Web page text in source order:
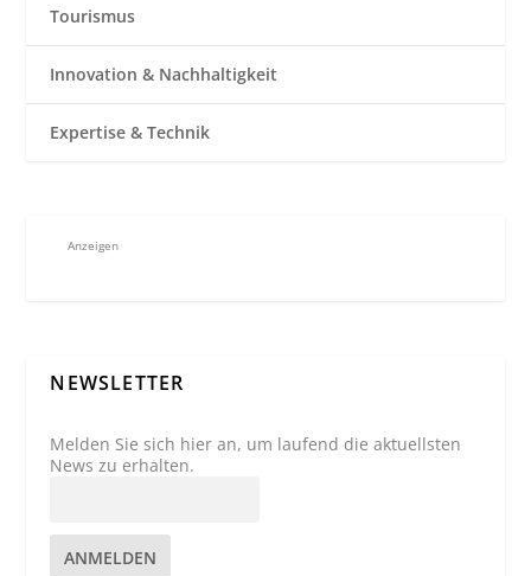
Tourismus
Innovation & Nachhaltigkeit
Expertise & Technik
Anzeigen
NEWSLETTER
Melden Sie sich hier an, um laufend die aktuellsten
News zu erhalten.
ANMELDEN